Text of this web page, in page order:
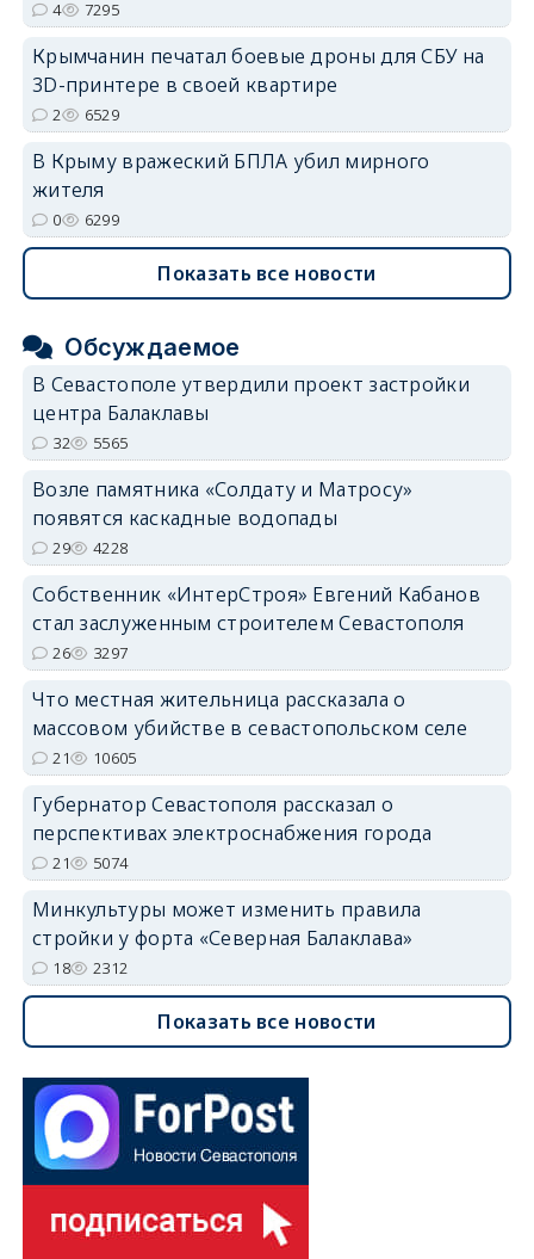
4 7295
Крымчанин печатал боевые дроны для СБУ на
3D-принтере в своей квартире
2 6529
В Крыму вражеский БПЛА убил мирного
жителя
0 6299
Показать все новости
Обсуждаемое
В Севастополе утвердили проект застройки
центра Балаклавы
32 5565
Возле памятника «Солдату и Матросу»
появятся каскадные водопады
29 4228
Собственник «ИнтерСтроя» Евгений Кабанов
стал заслуженным строителем Севастополя
26 3297
Что местная жительница рассказала о
массовом убийстве в севастопольском селе
21 10605
Губернатор Севастополя рассказал о
перспективах электроснабжения города
21 5074
Минкультуры может изменить правила
стройки у форта «Северная Балаклава»
18 2312
Показать все новости